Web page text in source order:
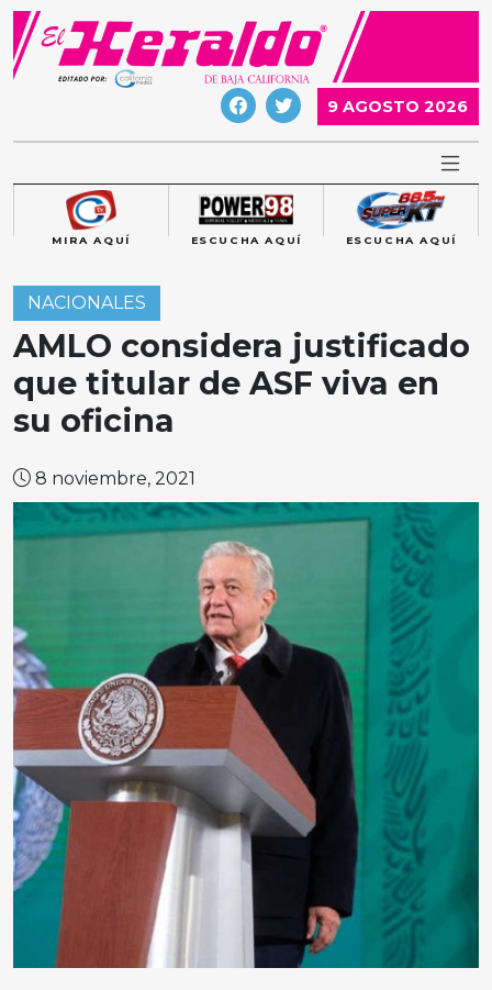
Skip
content
9 AGOSTO 2026
MIRA AQUÍ ESCUCHA AQUÍ ESCUCHA AQUÍ
NACIONALES
AMLO considera justificado
que titular de ASF viva en
su oficina
8 noviembre, 2021